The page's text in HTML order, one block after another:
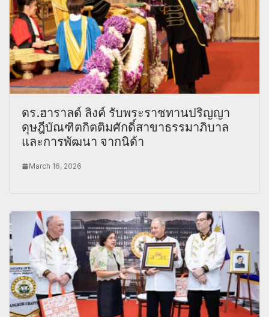
ดร.ฮาราลด์ ลิงค์ รับพระราชทานปริญญา
ดุษฎีบัณฑิตกิตติมศักดิ์สาขาธรรมาภิบาล
และการพัฒนา จากนิด้า
March 16, 2026